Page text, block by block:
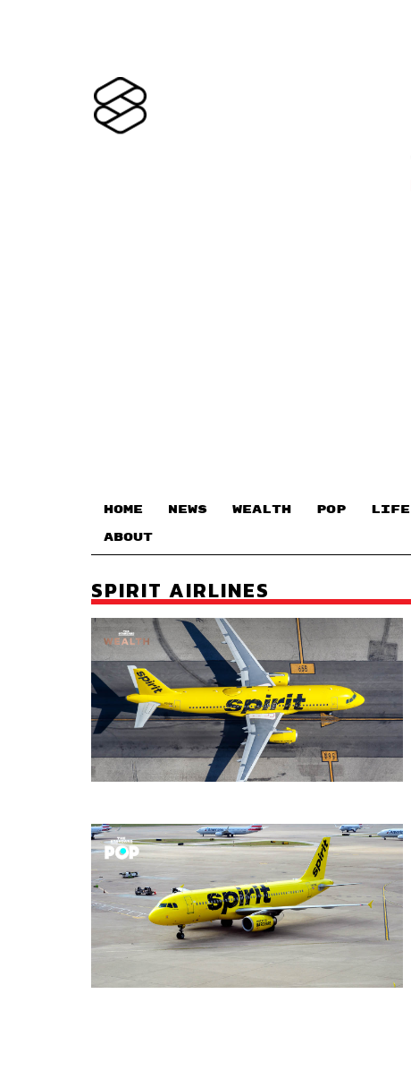
HOME NEWS WEALTH POP LIFE
ABOUT
SPIRIT AIRLINES